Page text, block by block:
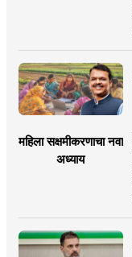
महिला सक्षमीकरणाचा नवा
अध्याय